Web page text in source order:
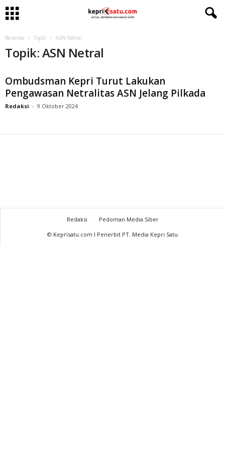
Beranda Topik ASN Netral
Topik: ASN Netral
Ombudsman Kepri Turut Lakukan
Pengawasan Netralitas ASN Jelang Pilkada
Redaksi - 9 Oktober 2024
Redaksi
Pedoman Media Siber
© Keprisatu.com I Penerbit PT. Media Kepri Satu